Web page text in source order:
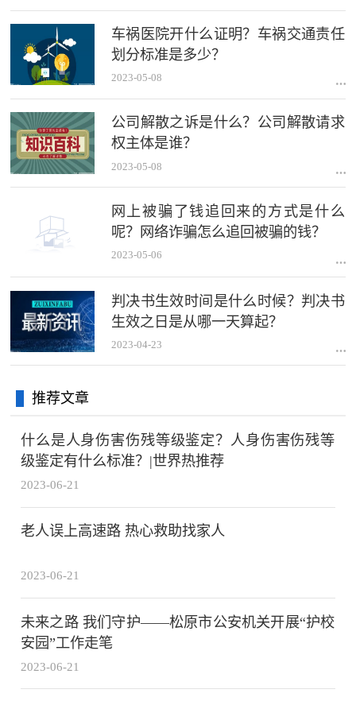
车祸医院开什么证明？车祸交通责任
划分标准是多少？
2023-05-08
公司解散之诉是什么？公司解散请求
权主体是谁？
2023-05-08
网上被骗了钱追回来的方式是什么
呢？网络诈骗怎么追回被骗的钱？
2023-05-06
判决书生效时间是什么时候？判决书
生效之日是从哪一天算起？
2023-04-23
推荐文章
什么是人身伤害伤残等级鉴定？人身伤害伤残等
级鉴定有什么标准？|世界热推荐
2023-06-21
老人误上高速路 热心救助找家人
2023-06-21
未来之路 我们守护——松原市公安机关开展“护校
安园”工作走笔
2023-06-21